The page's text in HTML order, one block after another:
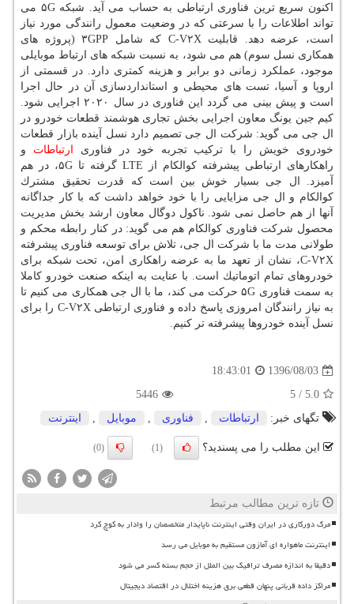
اكنون سریع ترین فناوری ارتباطی به حساب می آید. شبكه ۵G می
تواند اطلاعات را با سرعتی كه در وضعیت معمول رانندگی مورد نیاز
است، عرضه دهد. قابلیت C-V۲X كه شامل ۳GPP (پروژه های
همكاری نسل سوم) هم می شود، به نسبت شبكه های ارتباط موبایلی
موجود، عملكرد زمانی دو برابر و هزینه كمتری دارد. در قسمتی از
اروپا و آسیا، تست های محیطی و استانداردسازی آن در حال اجرا
است و پیش بینی می گردد این فناوری در سال ۲۰۲۰ اجرایی شود.
كیم جین یونگ معاون اجرایی بخش تجاری هوشمند قطعات خودرو در
ال جی می گوید: شركت ال جی تصمیم دارد نسل آینده بازار قطعات
خودروی خویش را با تركیب تجربه خود در فناوری ارتباطات و
راهكارهای ارتباطی پیشرفته كوالكام از LTE گرفته تا ۵G، در هم
آمیزد. ال جی بسیار خوش بین است كه قدرت تحقیق مشترك
كوالكام و ال جی مزایایی را با خود خواهد داشت كه با كار جداگانه
آنها از هم حاصل نمی شود. ناكول دوگال معاون ارشد بخش مدیریت
محصول شركت فناوری كوالكام هم می گوید: در كنار رابطه محكم و
طولانی مدت ما با شركت ال جی، تلاش برای توسعه فناوری پیشرفته
C-V۲X، نشان از تعهد ما به عرضه راهكاری امن، تحت شبكه برای
خودروهای تمام اتوماتیك است. با عنایت به اینكه صنعت خودرو كاملا
به سمت فناوری ۵G حركت می كند، ما با ال جی همكاری می كنیم تا
به نیاز رانندگان امروزی پاسخ داده و فناوری ارتباطی C-V۲X را برای
نسل آینده خودروها پیشرفته تر كنیم.
1396/08/03
18:43:01
5.0
/
5
5446
تگهای خبر:
ارتباطات , فناوری , موبایل , اینترنت
این مطلب را می پسندید؟ (1)
(0)
تازه ترین مطالب مرتبط
مرگ دورکاری در ایران وقتی اینترنت ناپایدار متخصصان را وادار به کوچ کرد
اینترنت ماهواره ای آمازون مستقیم به موبایل می رسد
دقیقا به اندازه مصرف ترافیک بین الملل از حجم بسته کسر می شود
مراکز داده قربانی پنهان قطعی برق هزینه اختلال در اقتصاد دیجیتال